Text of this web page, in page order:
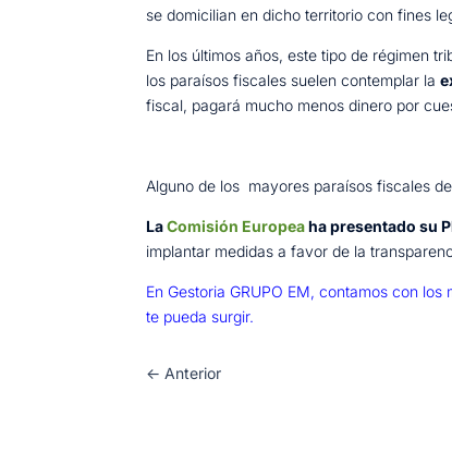
se domicilian en dicho territorio con fines
En los últimos años, este tipo de régimen
los paraísos fiscales suelen contemplar la
fiscal, pagará mucho menos dinero por
Alguno de los mayores paraísos fiscales
LaComisión Europeaha presentado su
implantar medidas a favor de la
En Gestoria GRUPO EM, contamos con
te pueda surgir.
← Anterior